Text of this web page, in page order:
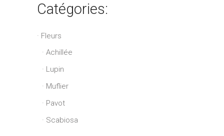
Catégories:
Fleurs
Achillée
Lupin
Muflier
Pavot
Scabiosa